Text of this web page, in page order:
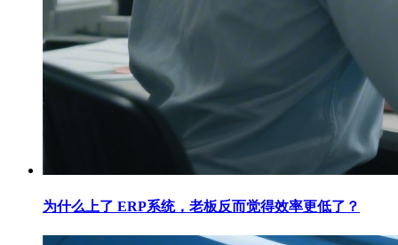
为什么上了 ERP系统，老板反而觉得效率更低了？